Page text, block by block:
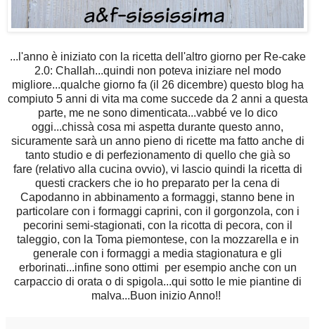
...l'anno è iniziato con la ricetta dell'altro giorno per Re-cake
2.0: Challah...quindi non poteva iniziare nel modo
migliore...qualche giorno fa (il 26 dicembre) questo blog ha
compiuto 5 anni di vita ma come succede da 2 anni a questa
parte, me ne sono dimenticata...vabbé ve lo dico
oggi...chissà cosa mi aspetta durante questo anno,
sicuramente sarà un anno pieno di ricette ma fatto anche di
tanto studio e di perfezionamento di quello che già so
fare (relativo alla cucina ovvio), vi lascio quindi la ricetta di
questi crackers che io ho preparato per la cena di
Capodanno in abbinamento a formaggi, stanno bene in
particolare con i formaggi caprini, con il gorgonzola, con i
pecorini semi-stagionati, con la ricotta di pecora, con il
taleggio, con la Toma piemontese, con la mozzarella e in
generale con i formaggi a media stagionatura e gli
erborinati...infine sono ottimi per esempio anche con un
carpaccio di orata o di spigola...qui sotto le mie piantine di
malva...Buon inizio Anno!!